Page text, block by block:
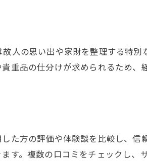
選び方
意点
ツ
ポイント
人の思い出や家財を整理する特別
重品の仕分けが求められるため、
た方の評価や体験談を比較し、信
す。複数の口コミをチェックし、